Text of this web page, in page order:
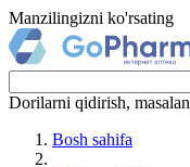
Manzilingizni ko'rsating
Dorilarni qidirish, masalan
Bosh sahifa